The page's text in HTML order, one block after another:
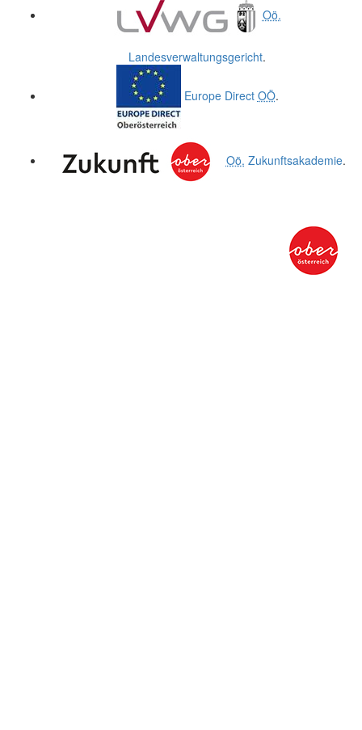
Oö.
Landesverwaltungsgericht.
Europe Direct OÖ.
Oö. Zukunftsakademie.